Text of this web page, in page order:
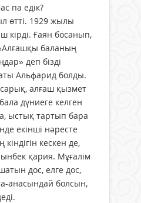
па едік?
өтті. 1929 жылы
кірді. Ғаян босанып,
баланың
деп бізді
Альфарид болды.
алғаш қызмет
дүниеге келген
ыстық тартып бара
екінші нәресте
кескен де,
қария. Мұғалім
дос, елге дос,
анасындай болсын,